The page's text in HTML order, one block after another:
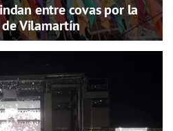
entre covas por la
Vilamartín